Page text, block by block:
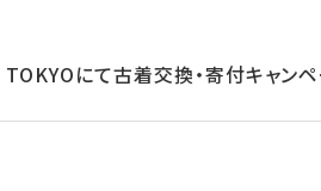
にて古着交換・寄付キャン